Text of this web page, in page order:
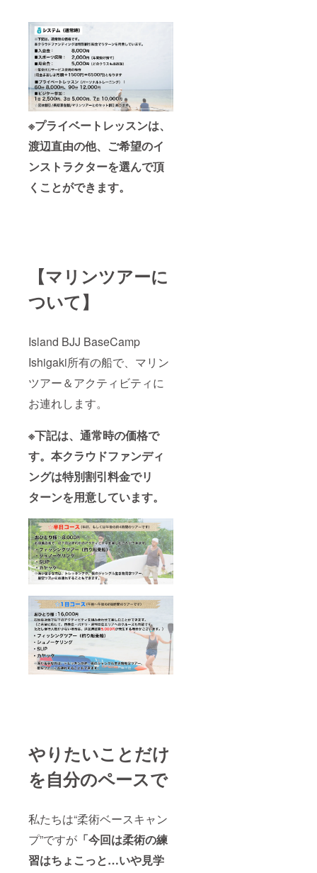
※プライベートレッスンは、
渡辺直由の他、ご希望のイ
ンストラクターを選んで頂
くことができます。
【マリンツアーに
ついて】
Island BJJ BaseCamp
Ishigaki所有の船で、マリン
ツアー＆アクティビティに
お連れします。
※下記は、通常時の価格で
す。本クラウドファンディ
ングは特別割引料金でリ
ターンを用意しています。
やりたいことだけ
を自分のペースで
私たちは“柔術ベースキャン
プ”ですが 「今回は柔術の練
習はちょこっと…いや見学